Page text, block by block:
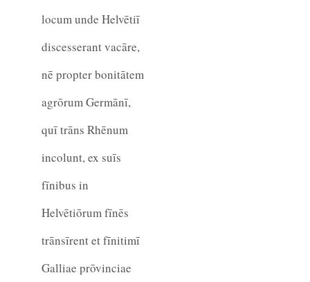
locum unde Helvētiī
discesserant vacāre,
nē propter bonitātem
agrōrum Germānī,
quī trāns Rhēnum
incolunt, ex suīs
fīnibus in
Helvētiōrum fīnēs
trānsīrent et fīnitimī
Galliae prōvinciae